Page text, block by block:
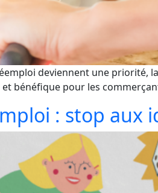
deviennent une priorité,
bénéfique pour les
: stop aux